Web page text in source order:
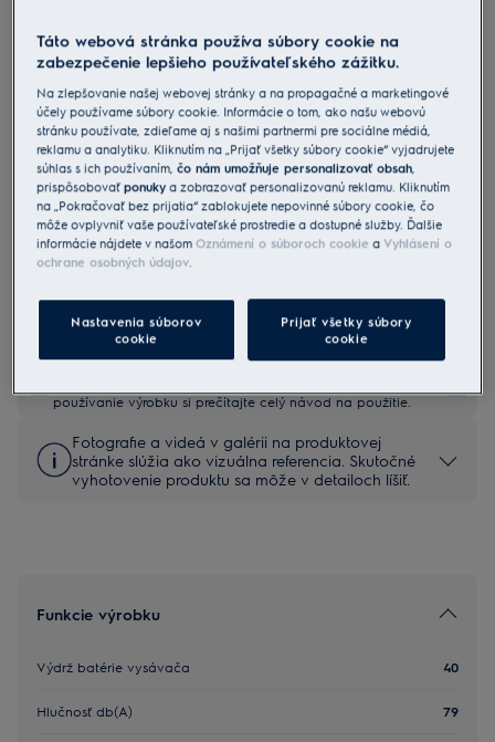
Tyčový vysávač Electrolux 600
0 (0)
Benefity
Tyčový vysávač Electrolux 600 Animal. Výkonnejšie nasávanie
s menšou hlučnosťou*.
Jedna hubica na vysávanie viacerých povrchov.
Výkonné vysávanie napriek nízkej hlučnosti motora.
používanie výrobku si prečítajte celý návod na použitie.
Fotografie a videá v galérii na produktovej
stránke slúžia ako vizuálna referencia. Skutočné
vyhotovenie produktu sa môže v detailoch líšiť.
Funkcie výrobku
Výdrž batérie vysávača 40
Hlučnosť db(A) 79
Táto webová stránka používa súbory cookie na
zabezpečenie lepšieho používateľského zážitku.
Na zlepšovanie našej webovej stránky a na propagačné a marketingové
účely používame súbory cookie. Informácie o tom, ako našu webovú
stránku používate, zdieľame aj s našimi partnermi pre sociálne médiá,
reklamu a analytiku. Kliknutím na „Prijať všetky súbory cookie“ vyjadrujete
súhlas s ich používaním,čo nám umožňuje personalizovať obsah
prispôsobovaťponuky a zobrazovať personalizovanú reklamu. Kliknutím
na „Pokračovať bez prijatia“ zablokujete nepovinné súbory cookie, čo
môže ovplyvniť vaše používateľské prostredie a dostupné služby. Ďalšie
informácie nájdete v našomOznámení o súboroch cookie a Vyhlásení o
ochrane osobných údajov
Nastavenia súborov
cookie
Prijať všetky súbory
cookie